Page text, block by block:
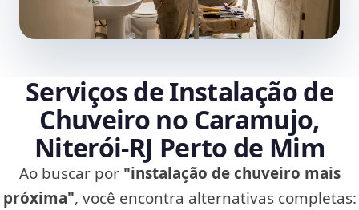
Serviços de Instalação de
Chuveiro no Caramujo,
Niterói‑RJ Perto de Mim
Ao buscar por "instalação de chuveiro mais
próxima", você encontra alternativas completas: